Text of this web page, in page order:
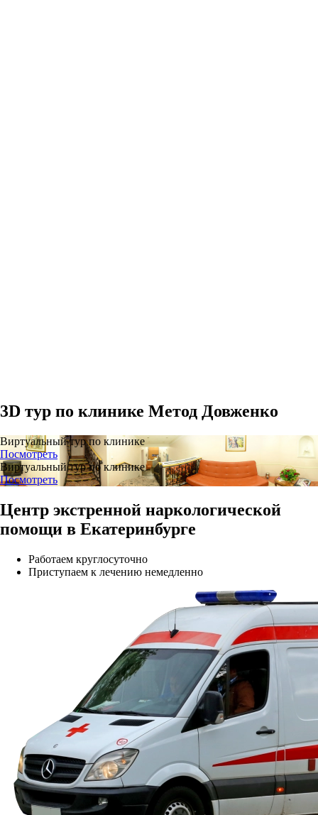
3D тур по клинике Метод Довженко
Виртуальный тур по клинике
Посмотреть
Виртуальный тур по клинике
Посмотреть
Центр экстренной наркологической
помощи в Екатеринбурге
Работаем круглосуточно
Приступаем к лечению немедленно